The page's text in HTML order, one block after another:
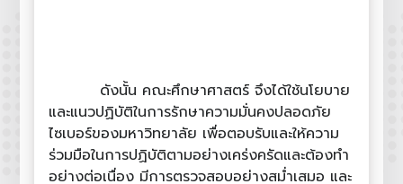
ดังนั้น คณะศึกษาศาสตร์ จึงได้ใช้นโยบาย
และแนวปฏิบัติในการรักษาความมั่นคงปลอดภัย
ไซเบอร์ของมหาวิทยาลัย เพื่อตอบรับและให้ความ
ร่วมมือในการปฏิบัติตามอย่างเคร่งครัดและต้องทำ
อย่างต่อเนื่อง มีการตรวจสอบอย่างสม่ำเสมอ และ